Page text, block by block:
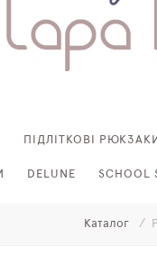
ПІДЛІТКОВІ РЮКЗАКИ
DELUNE SCHOOL
Каталог